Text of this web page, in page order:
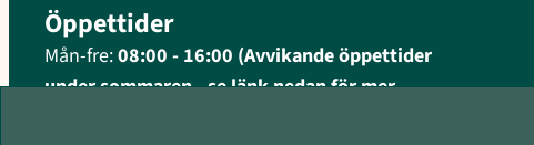
Öppettider
Mån-fre:08:00 - 16:00 (Avvikande öppettider
under sommaren - se länk nedan för mer